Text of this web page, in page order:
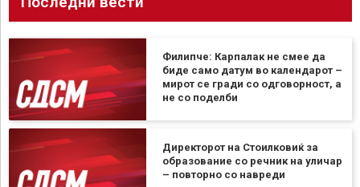
Филипче: Карпалак не смее да
биде само датум во календарот –
мирот се гради со одговорност, а
не со поделби
Директорот на Стоилковиќ за
образование со речник на уличар
– повторно со навреди